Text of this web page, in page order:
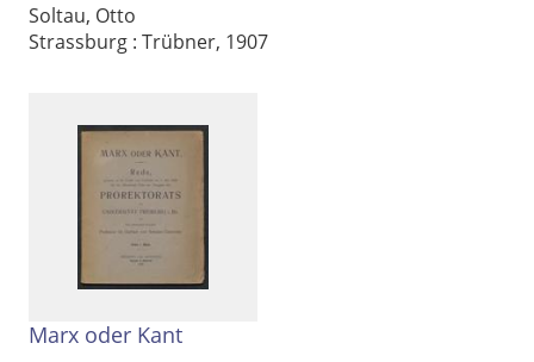
Soltau, Otto
Strassburg : Trübner, 1907
Marx oder Kant